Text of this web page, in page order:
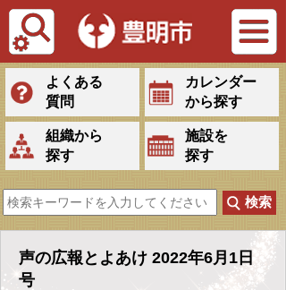
Tiếng Việt
よくある
質問
カレンダー
から探す
組織から
探す
施設を
探す
声の広報とよあけ 2022年6月1日
号